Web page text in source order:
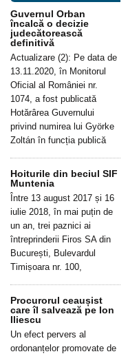
Guvernul Orban
încalcă o decizie
judecătorească
definitivă
Actualizare (2): Pe data de
13.11.2020, în Monitorul
Oficial al României nr.
1074, a fost publicată
Hotărârea Guvernului
privind numirea lui Györke
Zoltán în funcția publică
Hoiturile din beciul SIF
Muntenia
Între 13 august 2017 și 16
iulie 2018, în mai puțin de
un an, trei paznici ai
întreprinderii Firos SA din
București, Bulevardul
Timișoara nr. 100,
Procurorul ceaușist
care îl salvează pe Ion
Iliescu
Un efect pervers al
ordonanțelor promovate de